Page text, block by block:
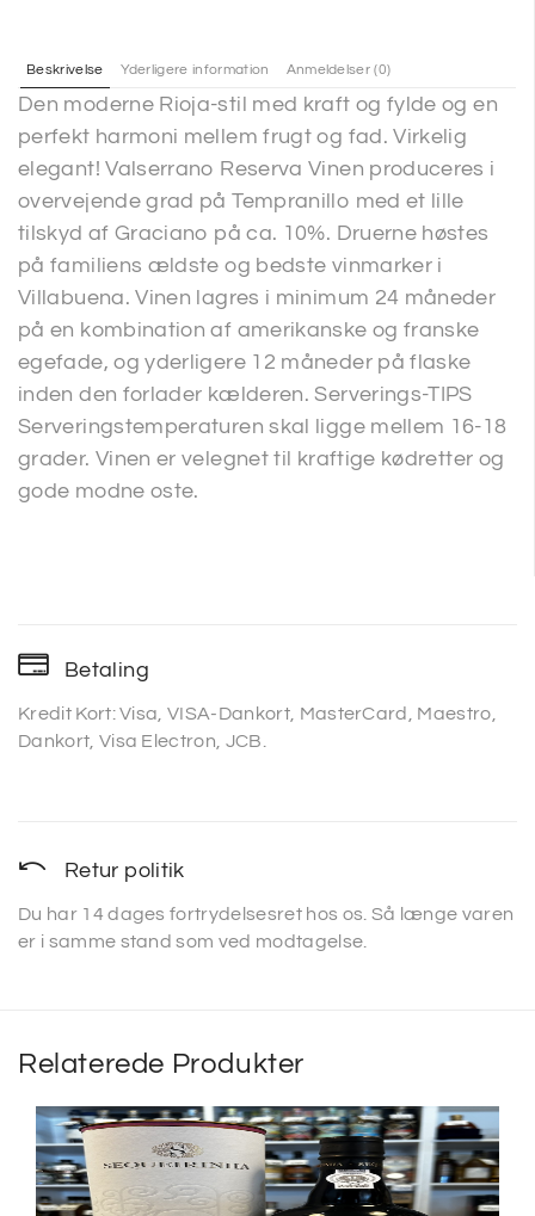
Beskrivelse Yderligere information Anmeldelser (0)
Den moderne Rioja-stil med kraft og fylde og en
perfekt harmoni mellem frugt og fad. Virkelig
elegant! Valserrano Reserva Vinen produceres i
overvejende grad på Tempranillo med et lille
tilskyd af Graciano på ca. 10%. Druerne høstes
på familiens ældste og bedste vinmarker i
Villabuena. Vinen lagres i minimum 24 måneder
på en kombination af amerikanske og franske
egefade, og yderligere 12 måneder på flaske
inden den forlader kælderen. Serverings-TIPS
Serveringstemperaturen skal ligge mellem 16-18
grader. Vinen er velegnet til kraftige kødretter og
gode modne oste.
Betaling
Kredit Kort: Visa, VISA-Dankort, MasterCard, Maestro,
Dankort, Visa Electron, JCB.
Retur politik
Du har 14 dages fortrydelsesret hos os. Så længe varen
er i samme stand som ved modtagelse.
Relaterede Produkter